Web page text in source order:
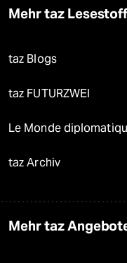
Mehr taz
taz Blogs
taz FUTURZWEI
Le Monde
taz Archiv
Mehr taz